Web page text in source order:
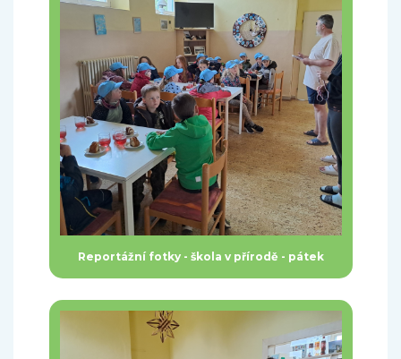
Reportážní fotky - škola v přírodě - pátek